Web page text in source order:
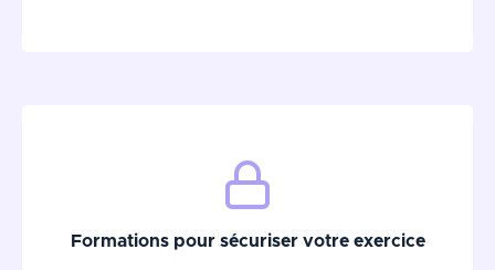
Formations pour sécuriser votre exercice